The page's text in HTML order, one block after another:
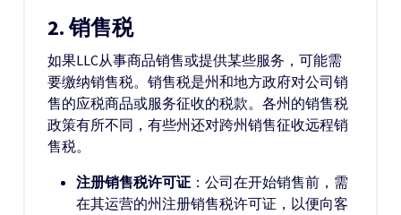
2.销售税
如果LLC从事商品销售或提供某些服务，可能需
要缴纳销售税。销售税是州和地方政府对公司销
售的应税商品或服务征收的税款。各州的销售税
政策有所不同，有些州还对跨州销售征收远程销
售税。
注册销售税许可证 ：公司在开始销售前，需
在其运营的州注册销售税许可证，以便向客